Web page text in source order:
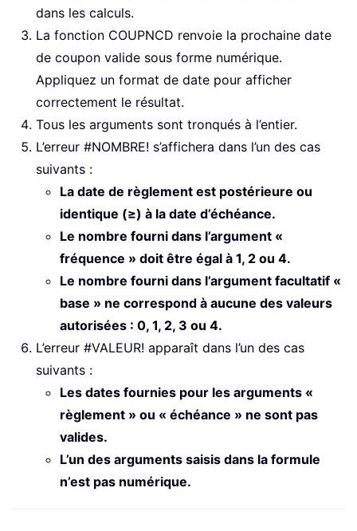
dans les calculs.
La fonction COUPNCD renvoie la prochaine date
de coupon valide sous forme numérique.
Appliquez un format de date pour afficher
correctement le résultat.
Tous les arguments sont tronqués à l’entier.
L’erreur #NOMBRE! s’affichera dans l’un des cas
suivants :
La date de règlement est postérieure ou
identique (≥) à la date d’échéance.
Le nombre fourni dans l’argument «
fréquence » doit être égal à 1, 2 ou 4.
Le nombre fourni dans l’argument facultatif «
base » ne correspond à aucune des valeurs
autorisées : 0, 1, 2, 3 ou 4.
L’erreur #VALEUR! apparaît dans l’un des cas
suivants :
Les dates fournies pour les arguments «
règlement » ou « échéance » ne sont pas
valides.
L’un des arguments saisis dans la formule
n’est pas numérique.